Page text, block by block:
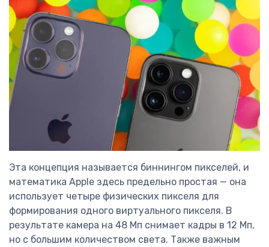
Эта концепция называется биннингом пикселей, и
математика Apple здесь предельно простая — она
использует четыре физических пикселя для
формирования одного виртуального пикселя. В
результате камера на 48 Мп снимает кадры в 12 Мп,
но с большим количеством света. Также важным